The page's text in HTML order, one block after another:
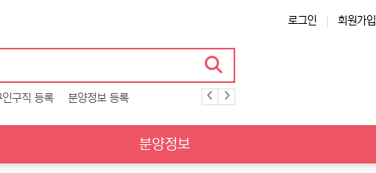
로그인 회원가입
인구직 등록 분양정보 등록
분양정보